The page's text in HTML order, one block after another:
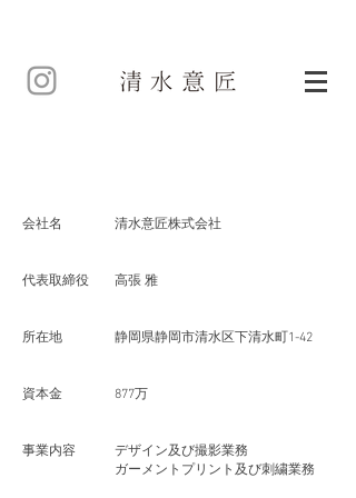
会社名
代表取締役
所在地
資本金
事業内容
清水意匠株式会社
高張 ​雅
静岡県静岡市清水区下清水町1-42
877万
デザイン及び撮影業務
ガーメントプリント及び刺繍業務